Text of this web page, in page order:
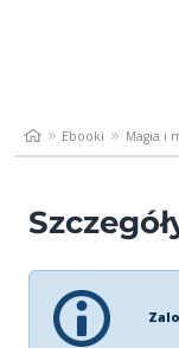
Ebooki Magia i